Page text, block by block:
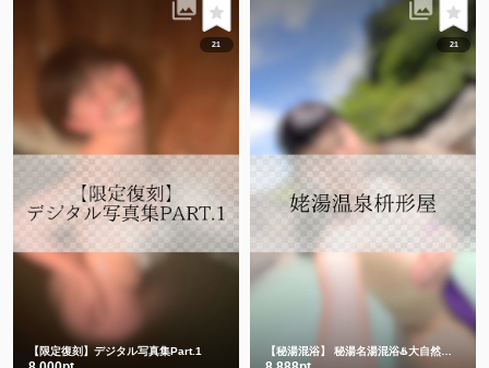
21
【限定復刻】デジタル写真集Part.1
21
【秘湯混浴】 秘湯名湯混浴♨️大自然の中でハンドタオル㊙️